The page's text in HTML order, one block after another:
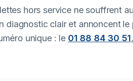
hors service ne souffrent
diagnostic clair et annoncent
unique : le 01 88 84 30 51